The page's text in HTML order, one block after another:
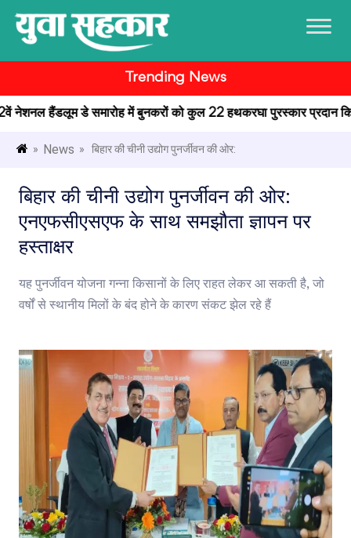
Trending News
नेशनल हैंडलूम डे समारोह में बुनकरों को कुल 22 हथकरघा पुरस्कार प्रदान किए
» News » बिहार की चीनी उद्योग पुनर्जीवन की ओर:
बिहार की चीनी उद्योग पुनर्जीवन की ओर:
एनएफसीएसएफ के साथ समझौता ज्ञापन पर
हस्ताक्षर
यह पुनर्जीवन योजना गन्ना किसानों के लिए राहत लेकर आ सकती है, जो
वर्षों से स्थानीय मिलों के बंद होने के कारण संकट झेल रहे हैं